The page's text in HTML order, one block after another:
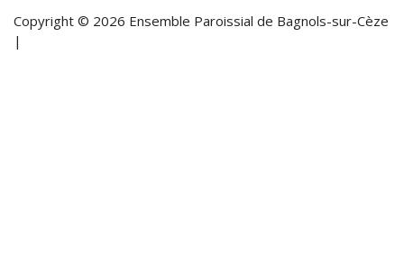
Copyright © 2026 Ensemble Paroissial de Bagnols-sur-Cèze
|